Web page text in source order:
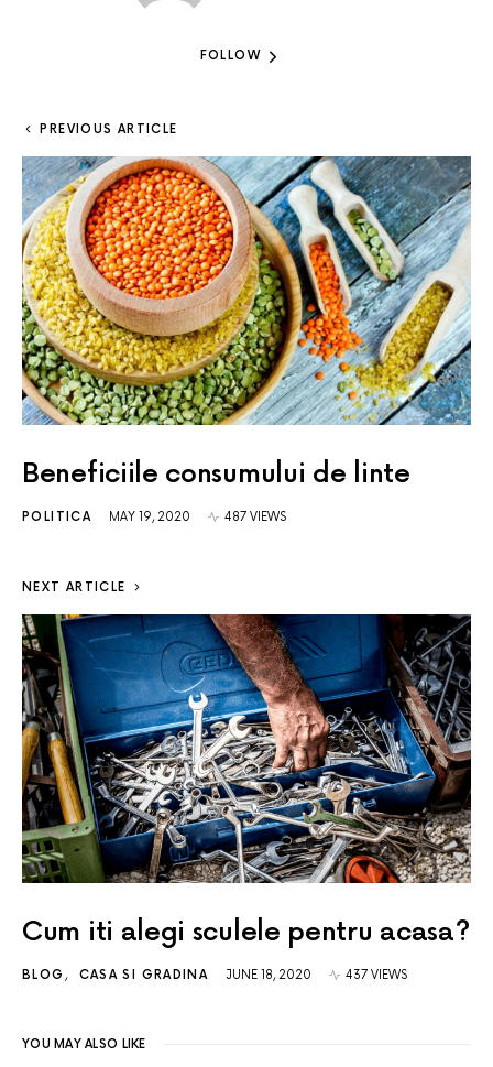
FOLLOW
PREVIOUS ARTICLE
Beneficiile consumului de linte
POLITICA MAY 19, 2020 487 VIEWS
NEXT ARTICLE
Cum iti alegi sculele pentru acasa?
BLOG CASA SI GRADINA JUNE 18, 2020 437 VIEWS
YOU MAY ALSO LIKE